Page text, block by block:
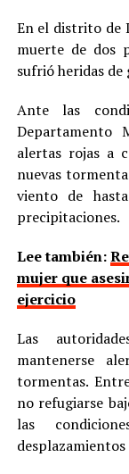
En el distrito de
muerte de dos
sufrió heridas de
Ante las
Departamento
alertas rojas a
nuevas
viento de
precipitaciones.
Lee también:
mujer que
ejercicio
Las
mantenerse
tormentas.
no refugiarse
las